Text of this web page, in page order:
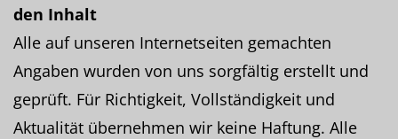
den Inhalt
Alle auf unseren Internetseiten gemachten
Angaben wurden von uns sorgfältig erstellt und
geprüft. Für Richtigkeit, Vollständigkeit und
Aktualität übernehmen wir keine Haftung. Alle